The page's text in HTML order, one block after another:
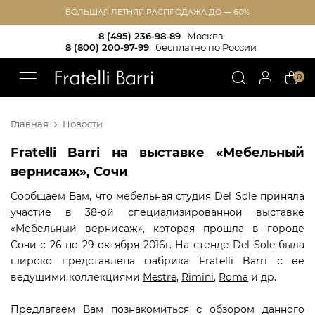
БОЛЬШАЯ ЛЕТНЯЯ РАСПРОДАЖА ДО — 60%
8 (495) 236-98-89
Москва
8 (800) 200-97-99
бесплатно по России
0
Главная Новости
Fratelli Barri на выставке «Мебельный
вернисаж», Сочи
Сообщаем Вам, что мебельная студия Del Sole приняла
участие в 38-ой специализированной выставке
«Мебельный вернисаж», которая прошла в городе
Сочи с 26 по 29 октября 2016г. На стенде Del Sole была
широко представлена фабрика Fratelli Barri с ее
ведущими коллекциями Mestre, Rimini, Roma и др.
Предлагаем Вам познакомиться с обзором данного